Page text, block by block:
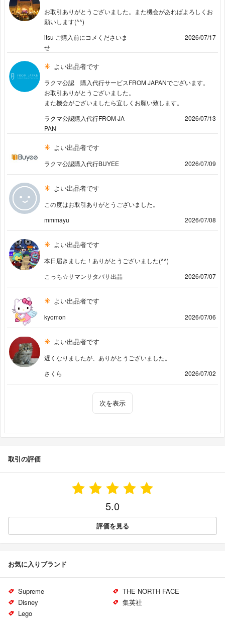
お取引ありがとうございました。また機会があればよろしくお
願いします(^^)
itsu ご購入前にコメくださいま
せ
2026/07/17
よい出品者です
ラクマ公認 購入代行サービスFROM JAPANでございます。
お取引ありがとうございました。
また機会がございましたら宜しくお願い致します。
ラクマ公認購入代行FROM JA
PAN
2026/07/13
よい出品者です
ラクマ公認購入代行BUYEE 2026/07/09
よい出品者です
この度はお取引ありがとうございました。
mmmayu
2026/07/08
よい出品者です
本日届きました！ありがとうございました(^^)
こっち☆サマンサタバサ出品
2026/07/07
よい出品者です
kyomon 2026/07/06
よい出品者です
遅くなりましたが、ありがとうございました。
さくら
2026/07/02
次を表示
取引の評価
5.0
評価を見る
お気に入りブランド
Supreme
THE NORTH FACE
Disney
集英社
Lego